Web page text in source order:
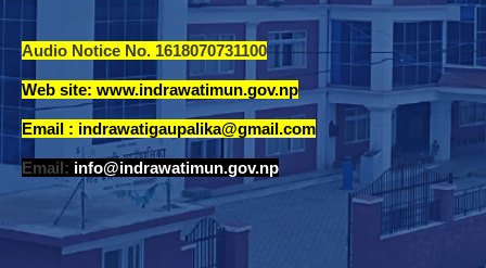
Audio Notice No. 1618070731100
Web site: www.indrawatimun.gov.np
Email : indrawatigaupalika@gmail.com
Email: info@indrawatimun.gov.np